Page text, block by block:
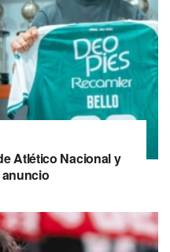
Atlético Nacional y